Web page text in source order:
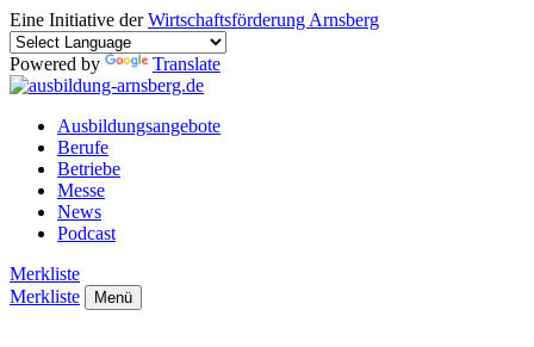
Eine Initiative derWirtschaftsförderung Arnsberg
Powered by Translate
Ausbildungsangebote
Berufe
Betriebe
Messe
News
Podcast
Merkliste
Merkliste
Menü